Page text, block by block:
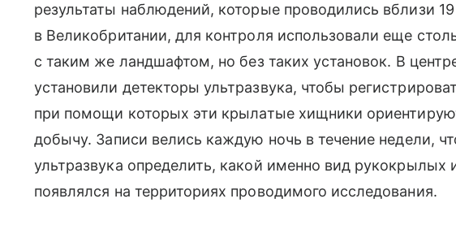
результаты наблюдений, которые проводились вблизи
в Великобритании, для контроля использовали еще
с таким же ландшафтом, но без таких установок. В
установили детекторы ультразвука, чтобы
при помощи которых эти крылатые хищники
добычу. Записи велись каждую ночь в течение недели,
ультразвука определить, какой именно вид рукокрылых
появлялся на территориях проводимого исследования.